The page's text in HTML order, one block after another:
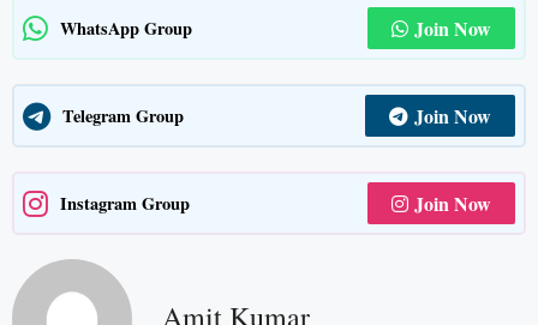
WhatsApp Group Join Now
Telegram Group Join Now
Instagram Group Join Now
Amit Kumar